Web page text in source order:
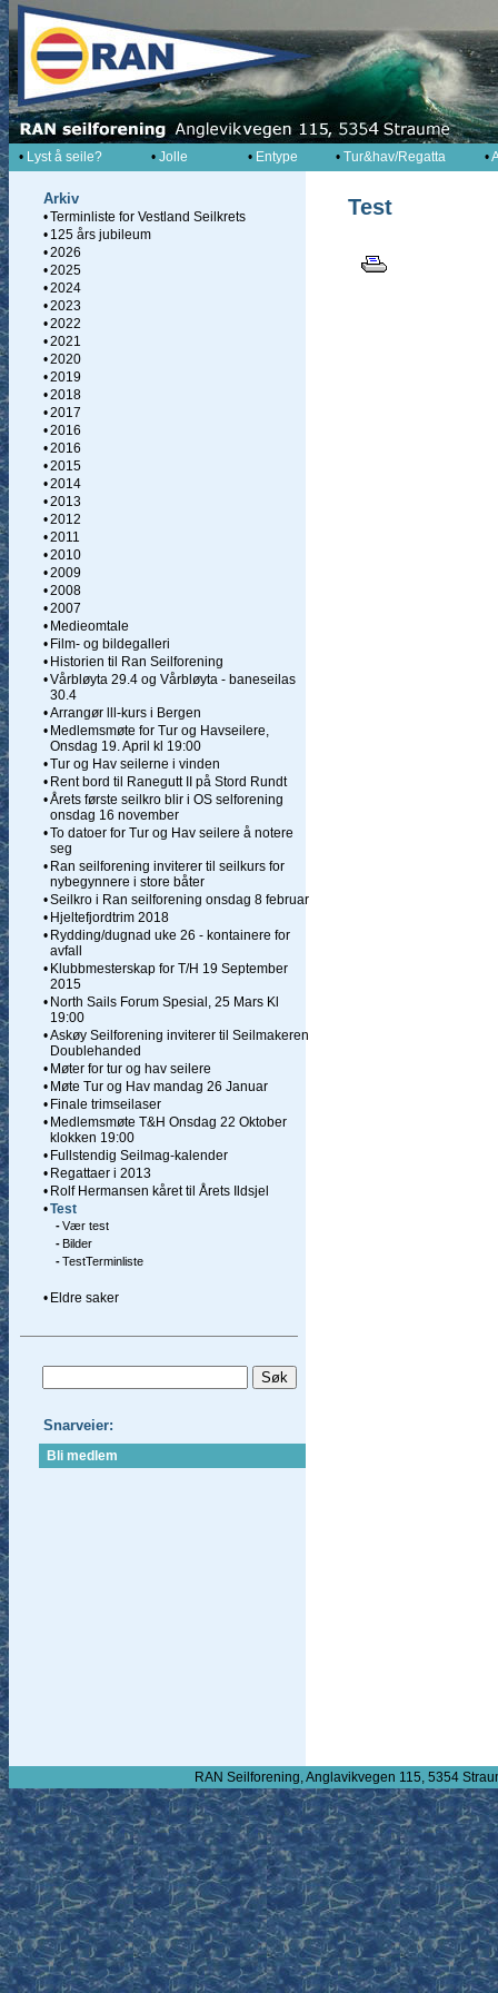
• Lyst å seile? • Jolle • Entype • Tur&hav/Regatta •
Arkiv
•Terminliste for Vestland Seilkrets
• 125 års jubileum
•2026
•2025
•2024
•2023
•2022
•2021
•2020
•2019
•2018
•2017
•2016
•2016
•2015
•2014
•2013
•2012
•2011
•2010
•2009
•2008
•2007
• Medieomtale
• Film- og bildegalleri
• Historien til Ran Seilforening
•Vårbløyta 29.4 og Vårbløyta - baneseilas
30.4
•Arrangør lll-kurs i Bergen
• Medlemsmøte for Tur og Havseilere,
Onsdag 19. April kl 19:00
•Tur og Hav seilerne i vinden
• Rent bord til Ranegutt II på Stord Rundt
•Årets første seilkro blir i OS selforening
onsdag 16 november
•To datoer for Tur og Hav seilere å notere
seg
• Ran seilforening inviterer til seilkurs for
nybegynnere i store båter
•Seilkro i Ran seilforening onsdag 8 februar
• Hjeltefjordtrim 2018
• Rydding/dugnad uke 26 - kontainere for
avfall
• Klubbmesterskap for T/H 19 September
2015
• North Sails Forum Spesial, 25 Mars Kl
19:00
•Askøy Seilforening inviterer til Seilmakeren
Doublehanded
• Møter for tur og hav seilere
• Møte Tur og Hav mandag 26 Januar
• Finale trimseilaser
• Medlemsmøte T&H Onsdag 22 Oktober
klokken 19:00
• Fullstendig Seilmag-kalender
• Regattaer i 2013
• Rolf Hermansen kåret til Årets Ildsjel
•Test
-Vær test
-Bilder
-TestTerminliste
• Eldre saker
Snarveier:
Bli medlem
Test
RAN Seilforening, Anglavikvegen 115, 5354